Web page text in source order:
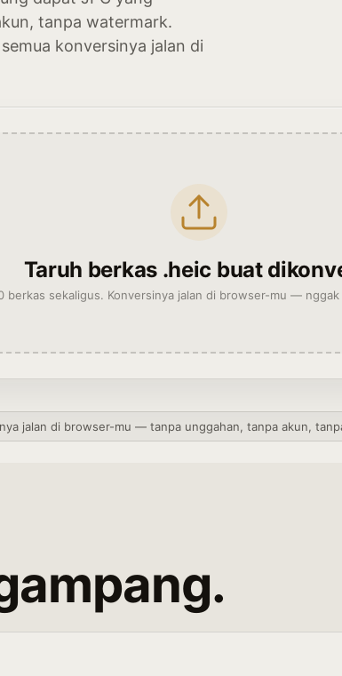
tanpa watermark.
konversinya jalan di
Taruh berkas .heic buat
berkas sekaligus. Konversinya jalan di browser-mu — nggak
jalan di browser-mu — tanpa unggahan, tanpa akun,